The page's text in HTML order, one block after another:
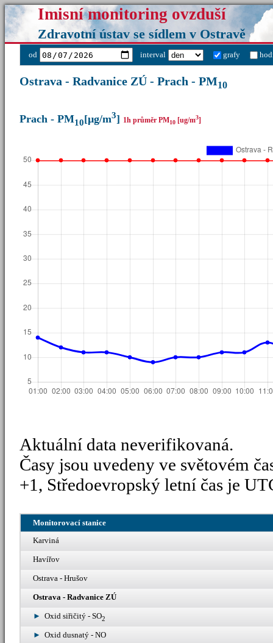
Imisní monitoring ovzduší
Zdravotní ústav se sídlem v Ostravě
Monitorovací stanice
Karviná
Havířov
Ostrava - Hrušov
Ostrava - Radvanice ZÚ
Oxid siřičitý - SO2
Oxid dusnatý - NO
od interval grafy
Ostrava - Radvanice ZÚ - Prach - PM10
Prach - PM10[µg/m3] 1h průměr PM10 [ug/m3]
Aktuální data neverifikovaná.
Časy jsou uvedeny ve světovém
+1, Středoevropský letní čas je